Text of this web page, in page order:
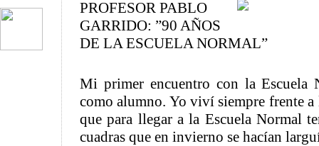
PROFESOR PABLO
GARRIDO: ”90 AÑOS
DE LA ESCUELA NORMAL”
Mi primer encuentro con la Escuela
como alumno. Yo viví siempre frente a
que para llegar a la Escuela Normal
cuadras que en invierno se hacían